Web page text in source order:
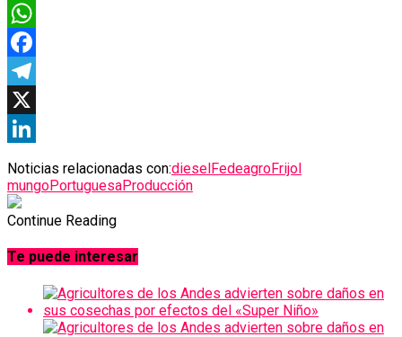
WhatsApp
Facebook
Telegram
X
Noticias relacionadas con:dieselFedeagroFrijol
mungoPortuguesaProducción
Continue Reading
Te puede interesar